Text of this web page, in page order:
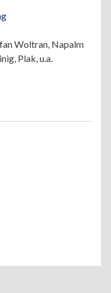
Woltran, Napalm
Plak, u.a.